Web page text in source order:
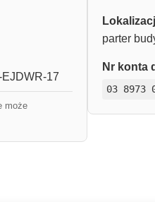
17
może
parter
Nr konta
03 8973